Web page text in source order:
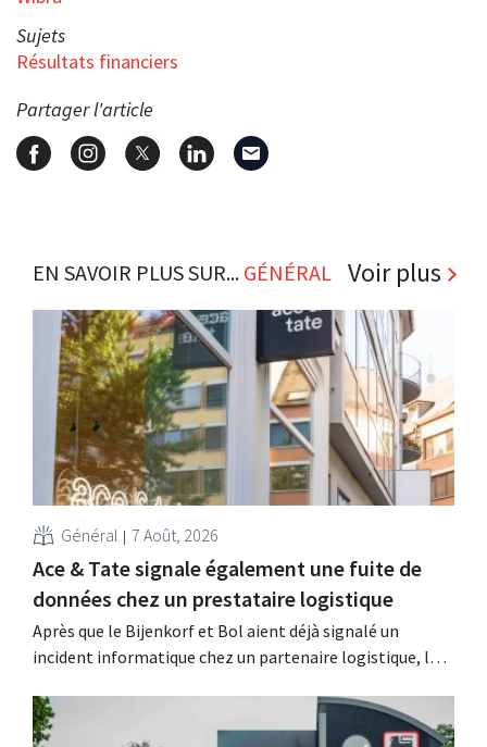
Sujets
Résultats financiers
Partager l'article
EN SAVOIR PLUS SUR... GÉNÉRAL Voir plus
Général 7 Août, 2026
Ace & Tate signale également une fuite de
données chez un prestataire logistique
Après que le Bijenkorf et Bol aient déjà signalé un
incident informatique chez un partenaire logistique, la
clients d'une fuite de données. Les données financières,
les noms d'utilisateur et les mots de passe n'ont pas été